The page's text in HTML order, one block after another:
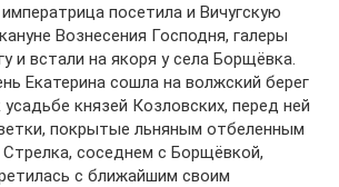
императрица посетила и Вичугскую
Вознесения Господня, галеры
и встали на якоря у села Борщёвка.
Екатерина сошла на волжский берег
князей Козловских, перед ней
покрытые льняным отбеленным
соседнем с Борщёвкой,
с ближайшим своим